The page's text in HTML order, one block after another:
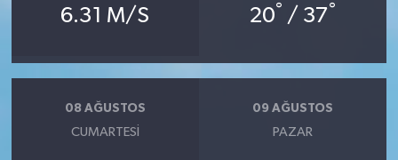
6.31 M/S 20° / 37°
08 AĞUSTOS
CUMARTESI
09 AĞUSTOS
PAZAR